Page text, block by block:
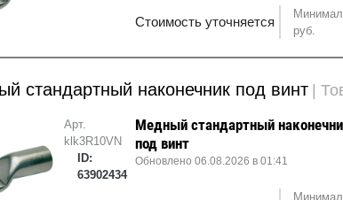
Стоимость уточняется
руб.
стандартный наконечник под винт |
Арт.
klk3R10VN
ID:
63902434
Медный стандартный
под винт
Обновлено 06.08.2026 в 01:41